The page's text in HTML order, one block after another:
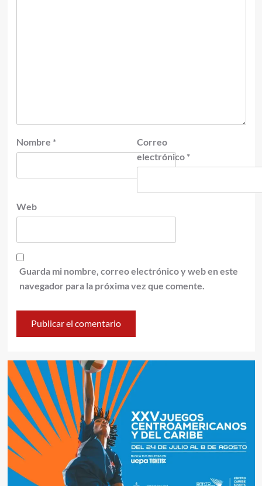
Nombre *
Correo
electrónico *
Web
Guarda mi nombre, correo electrónico y web en este
navegador para la próxima vez que comente.